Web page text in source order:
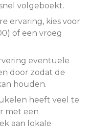
volgeboekt.
ervaring, kies voor
of een vroeg
eventuele
door zodat de
houden.
heeft veel te
met een
aan lokale